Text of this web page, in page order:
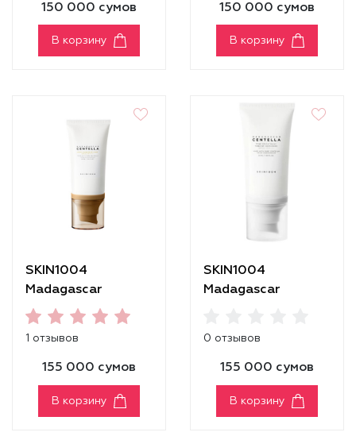
150 000 сумов
В корзину
150 000 сумов
В корзину
SKIN1004
Madagascar
Centella Air-Fit
Suncream Light
1 отзывов
155 000 сумов
В корзину
SKIN1004
Madagascar
0 отзывов
155 000 сумов
В корзину